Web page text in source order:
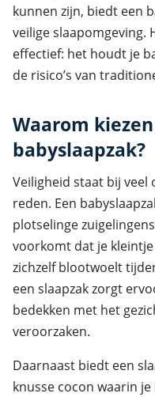
kunnen zijn, biedt een
veilige slaapomgeving.
effectief: het houdt je
de risico’s van
Waarom
babyslaapzak?
Veiligheid staat bij
reden. Een
plotselinge
voorkomt dat je
zichzelf blootwoelt
een slaapzak zorgt
bedekken met het
veroorzaken.
Daarnaast biedt een
knusse cocon waarin